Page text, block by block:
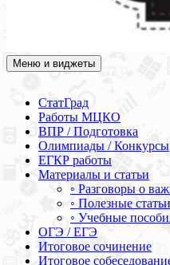
Академия СОВА
Подготовка к ЕГЭ, ОГЭ,
Меню и виджеты
СтатГрад
Работы МЦКО
ВПР / Подготовка
Олимпиады / Конкурсы
ЕГКР работы
Материалы и статьи
◦ Разговоры о
◦ Полезные статьи
◦ Учебные
ОГЭ / ЕГЭ
Итоговое сочинение
Итоговое